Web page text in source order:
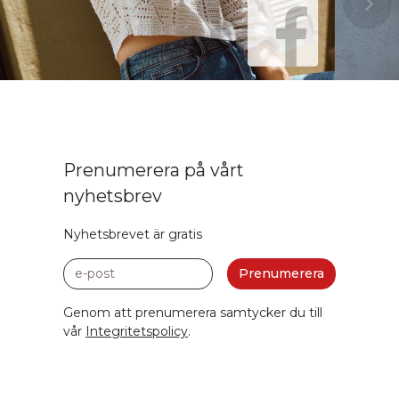
Prenumerera på vårt
nyhetsbrev
Nyhetsbrevet är gratis
e-post
Prenumerera
Genom att prenumerera samtycker du till
vår Integritetspolicy.